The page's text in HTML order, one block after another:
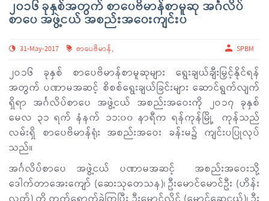
၂၀၁၆ ခုနှစ်အတွက် စာပေဗိမာန်စာမူဆု အင်္ဂလိပ်
စာပေ အဖွဲ့ငယ် အစည်းအဝေးကျင်းပ
31-May-2017 စာပေဗိမာန်, SPBM
၂ဝ၁၆ ခုနှစ် စာပေဗိမာန်စာမူဆုများ ရွေးချယ်ချီးမြှင့်နိုင်ရန်
အတွက် ပဏာမအဆင့် စိစစ်ရွေးချယ်ခြင်းများ ဆောင်ရွက်လျက်
ရှိရာ အင်္ဂလိပ်စာပေ အဖွဲ့ငယ် အစည်းအဝေးကို ၂ဝ၁၇ ခုနှစ်
မေလ ၃၁ ရက် နံနက် ၁၁:၀၀ နာရီက ရန်ကုန်မြို့ ကုန်သည်
လမ်းရှိ စာပေဗိမာန်ရုံး အစည်းအဝေး ခန်းမ၌ ကျင်းပပြုလုပ်
သည်။
အင်္ဂလိပ်စာပေ အဖွဲ့ငယ် ပဏာမအဆင့် အစည်းအဝေးသို့
ဒေါက်တာအေးကျော် (ဆေးသုတေသန)၊ ဦးမောင်မောင်ဦး (ဟိန်း